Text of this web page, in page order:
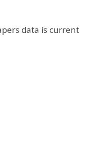
data is current